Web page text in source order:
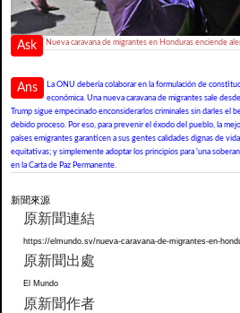
Ask Nueva caravana de migrantes en Honduras enciende
Ans
La ONU debería colaborar en la formulación de
económica. Una nueva caravana de migrantes sale
Trump sigue empecinado enconsiderarlos criminales sin darles el
debido proceso. Por eso, para prevenir el éxodo del pueblo, la
países emigrantes garanticen a sus gentes calidades dignas de
equitativas; y simplemente adoptar los principios para 'una
en la Carta de Paz Permanente.
新聞來源
原新聞連結
https://elmundo.sv/nueva-caravana-de-migrantes-en-
原新聞出處
El Mundo
原新聞作者